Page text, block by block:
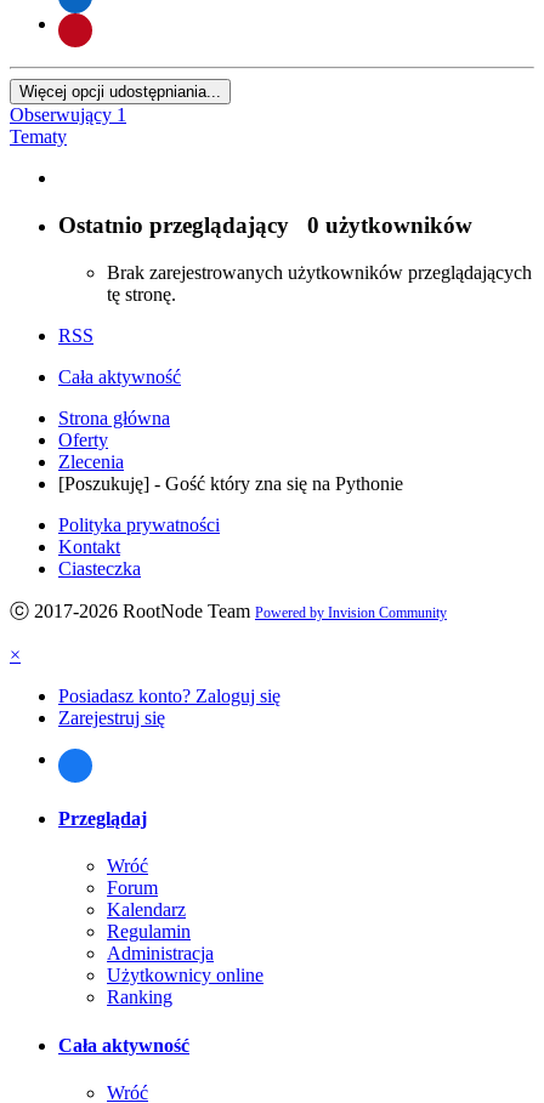
Więcej opcji udostępniania...
Obserwujący 1
Tematy
Ostatnio przeglądający 0 użytkowników
Brak zarejestrowanych użytkowników przeglądających
tę stronę.
RSS
Cała aktywność
Strona główna
Oferty
Zlecenia
[Poszukuję] - Gość który zna się na Pythonie
Polityka prywatności
Kontakt
Ciasteczka
ⓒ 2017-2026 RootNode Team Powered by Invision Community
×
Posiadasz konto? Zaloguj się
Zarejestruj się
Przeglądaj
Wróć
Forum
Kalendarz
Regulamin
Administracja
Użytkownicy online
Ranking
Cała aktywność
Wróć